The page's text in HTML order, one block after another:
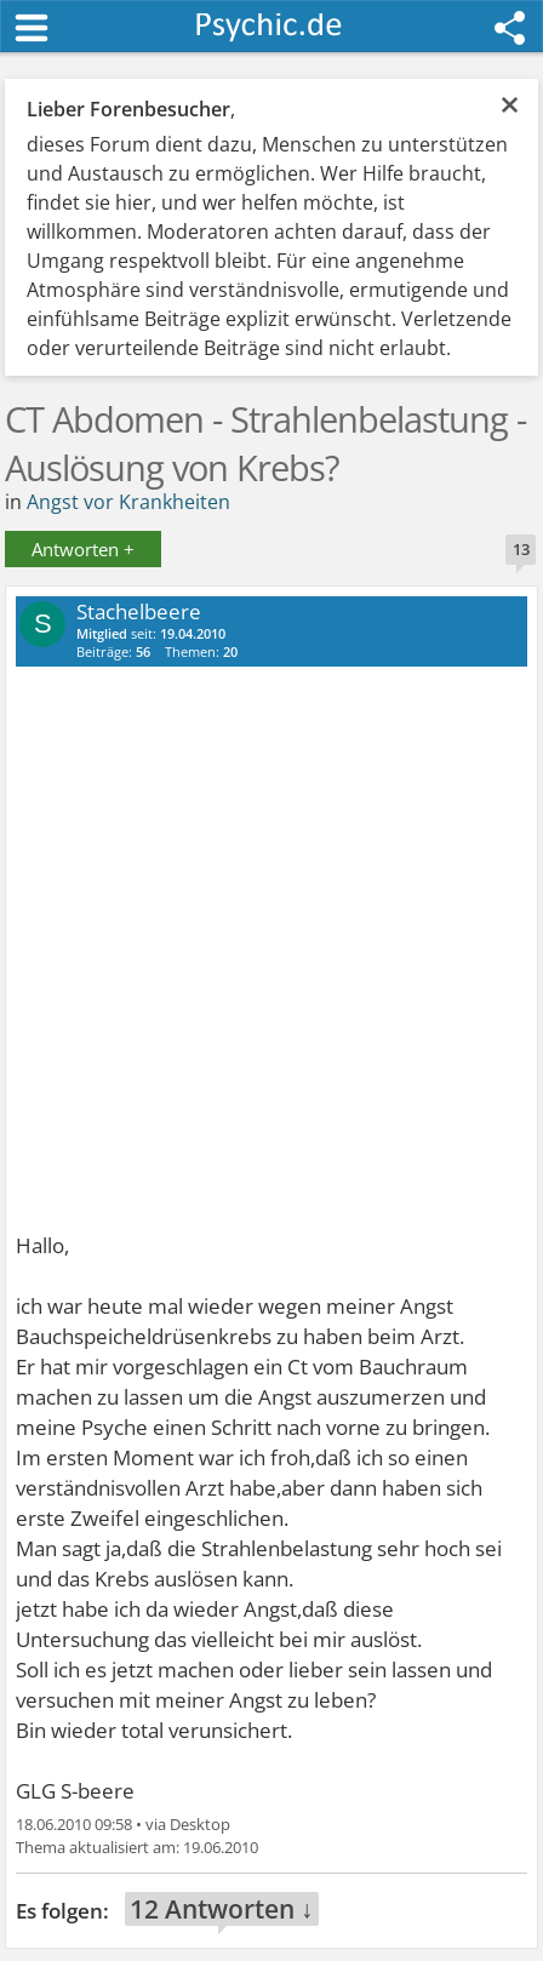
×
Lieber Forenbesucher,
dieses Forum dient dazu, Menschen zu unterstützen
und Austausch zu ermöglichen. Wer Hilfe braucht,
findet sie hier, und wer helfen möchte, ist
willkommen. Moderatoren achten darauf, dass der
Umgang respektvoll bleibt. Für eine angenehme
Atmosphäre sind verständnisvolle, ermutigende und
einfühlsame Beiträge explizit erwünscht. Verletzende
oder verurteilende Beiträge sind nicht erlaubt.
CT Abdomen - Strahlenbelastung -
Auslösung von Krebs?
inAngst vor Krankheiten
Antworten + 13
S Stachelbeere
Mitglied seit: 19.04.2010
Beiträge:56 Themen:20
Hallo,
ich war heute mal wieder wegen meiner Angst
Bauchspeicheldrüsenkrebs zu haben beim Arzt.
Er hat mir vorgeschlagen ein Ct vom Bauchraum
machen zu lassen um die Angst auszumerzen und
meine Psyche einen Schritt nach vorne zu bringen.
Im ersten Moment war ich froh,daß ich so einen
verständnisvollen Arzt habe,aber dann haben sich
erste Zweifel eingeschlichen.
Man sagt ja,daß die Strahlenbelastung sehr hoch sei
und das Krebs auslösen kann.
jetzt habe ich da wieder Angst,daß diese
Untersuchung das vielleicht bei mir auslöst.
Soll ich es jetzt machen oder lieber sein lassen und
versuchen mit meiner Angst zu leben?
Bin wieder total verunsichert.
GLG S-beere
18.06.2010 09:58 •
19.06.2010
12 Antworten ↓